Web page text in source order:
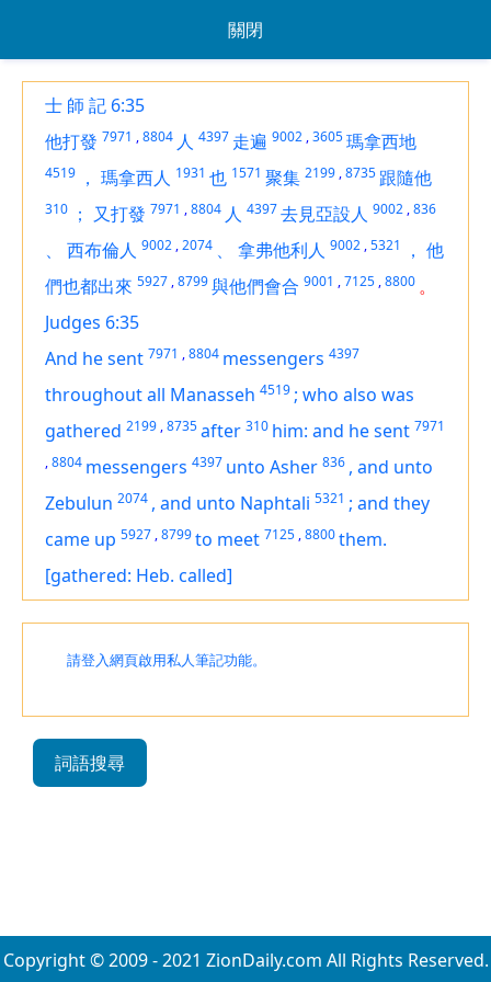
關閉
士 師 記 6:35
他打發 7971 ,8804 人 4397 走遍 9002 ,3605瑪拿西地
4519 ， 瑪拿西人 1931 也 1571 聚集 2199 ,8735 跟隨他
310 ； 又打發 7971 ,8804 人 4397去見亞設人 9002 ,836
、 西布倫人 9002 ,2074 、 拿弗他利人 9002 ,5321 ， 他
們也都出來 5927 ,8799與他們會合 9001 ,7125 ,8800 。
Judges 6:35
And he sent 7971 ,8804 messengers 4397
throughout all Manasseh 4519 ; who also was
gathered 2199 ,8735after 310 him: and he sent 7971
,8804 messengers 4397 unto Asher 836 , and unto
Zebulun 2074 , and unto Naphtali 5321 ; and they
came up 5927 ,8799to meet 7125 ,8800them.
[gathered: Heb. called]
請登入網頁啟用私人筆記功能。
詞語搜尋
Copyright © 2009 - 2021 ZionDaily.com All Rights Reserved.